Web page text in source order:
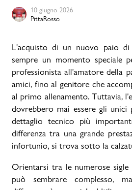
Marchi
Accedi | Registrati
Carrello
Promo & News
negozi
contatti
10 giugno 2026
PittaRosso
L'acquisto di un nuovo paio di
sempre un momento speciale
professionista all'amatore della
amici, fino al genitore che
al primo allenamento. Tuttavia,
dovrebbero mai essere gli unici
dettaglio tecnico più
differenza tra una grande
infortunio, si trova sotto la
Orientarsi tra le numerose sigle
può sembrare complesso,